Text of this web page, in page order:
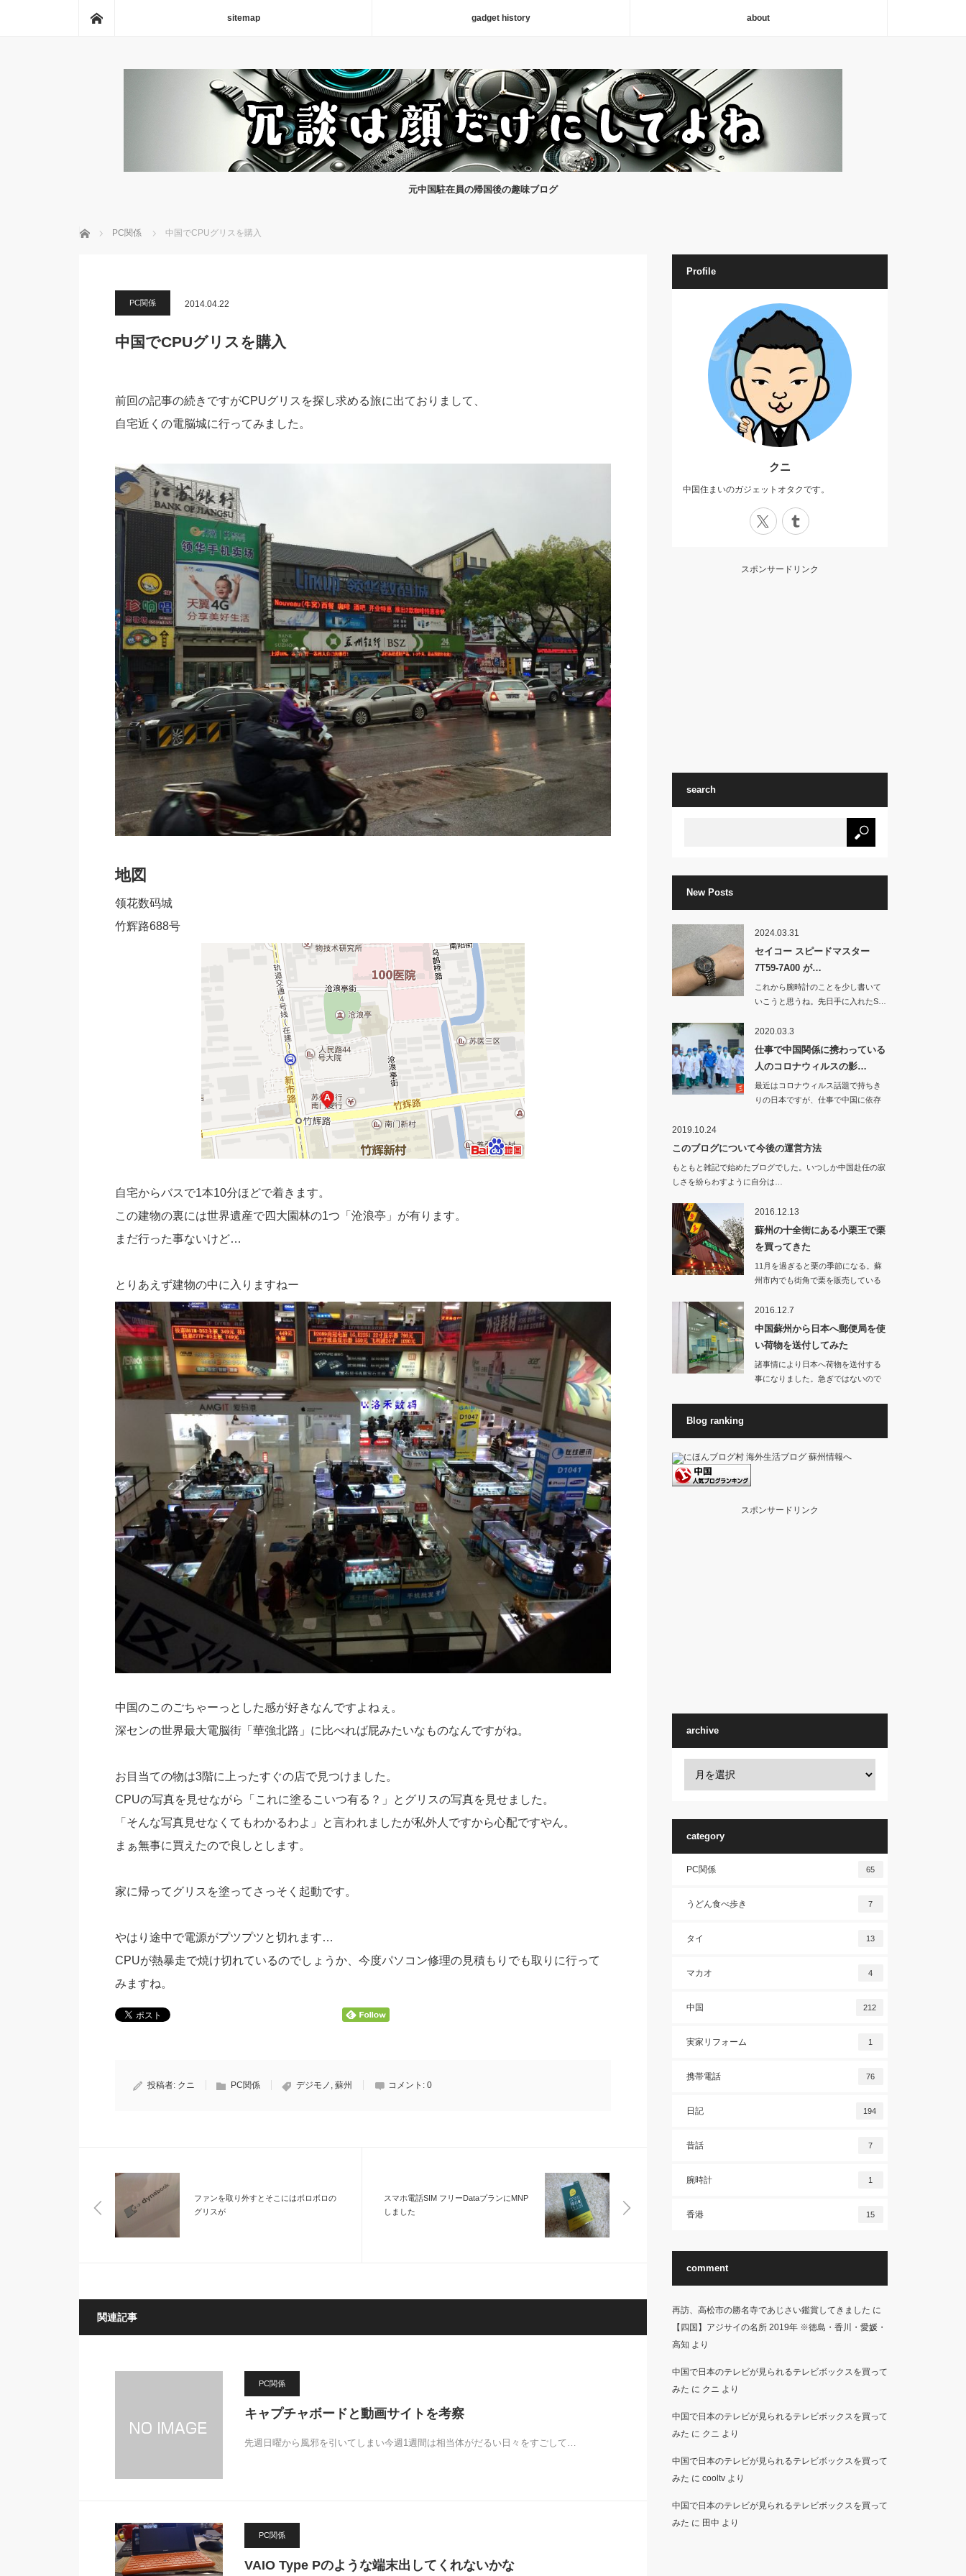
sitemap gadget history about
元中国駐在員の帰国後の趣味ブログ
ホーム PC関係 中国でCPUグリスを購入
PC関係 2014.04.22
中国でCPUグリスを購入
前回の記事の続きですがCPUグリスを探し求める旅に出ておりまして、
自宅近くの電脳城に行ってみました。
地図
领花数码城
竹辉路688号
自宅からバスで1本10分ほどで着きます。
この建物の裏には世界遺産で四大園林の1つ「沧浪亭」が有ります。
まだ行った事ないけど…
とりあえず建物の中に入りますねー
中国のこのごちゃーっとした感が好きなんですよねぇ。
深センの世界最大電脳街「華強北路」に比べれば屁みたいなものなんですがね。
お目当ての物は3階に上ったすぐの店で見つけました。
CPUの写真を見せながら「これに塗るこいつ有る？」とグリスの写真を見せました。
「そんな写真見せなくてもわかるわよ」と言われましたが私外人ですから心配ですやん。
まぁ無事に買えたので良しとします。
家に帰ってグリスを塗ってさっそく起動です。
やはり途中で電源がプツプツと切れます…
CPUが熱暴走で焼け切れているのでしょうか、今度パソコン修理の見積もりでも取りに行って
みますね。
投稿者: クニ PC関係 デジモノ , 蘇州 コメント: 0
ファンを取り外すとそこにはボロボロの
グリスが
スマホ電話SIM フリーDataプランにMNP
しました
関連記事
PC関係
キャプチャボードと動画サイトを考察
先週日曜から風邪を引いてしまい今週1週間は相当体がだるい日々をすごして…
PC関係
VAIO Type Pのような端末出してくれないかな
Profile
クニ
中国住まいのガジェットオタクです。
スポンサードリンク
search
New Posts
2024.03.31
セイコー スピードマスター
7T59-7A00 が…
これから腕時計のことを少し書いて
いこうと思うね。先日手に入れたS…
2020.03.3
仕事で中国関係に携わっている
人のコロナウィルスの影…
最近はコロナウィルス話題で持ちき
りの日本ですが、仕事で中国に依存
2019.10.24
このブログについて今後の運営方法
もともと雑記で始めたブログでした。いつしか中国赴任の寂
しさを紛らわすように自分は…
2016.12.13
蘇州の十全街にある小栗王で栗
を買ってきた
11月を過ぎると栗の季節になる。蘇
州市内でも街角で栗を販売している
2016.12.7
中国蘇州から日本へ郵便局を使
い荷物を送付してみた
諸事情により日本へ荷物を送付する
事になりました。急ぎではないので
Blog ranking
スポンサードリンク
archive
category
PC関係 65
うどん食べ歩き 7
タイ 13
マカオ 4
中国 212
実家リフォーム 1
携帯電話 76
日記 194
昔話 7
腕時計 1
香港 15
comment
再訪、高松市の勝名寺であじさい鑑賞してきました に
【四国】アジサイの名所 2019年 ※徳島・香川・愛媛・
高知 より
中国で日本のテレビが見られるテレビボックスを買って
みた に クニ より
中国で日本のテレビが見られるテレビボックスを買って
みた に クニ より
中国で日本のテレビが見られるテレビボックスを買って
みた に cooltvより
中国で日本のテレビが見られるテレビボックスを買って
みた に 田中 より